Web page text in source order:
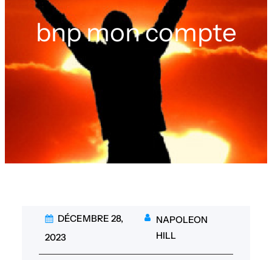
bnp mon compte
DÉCEMBRE 28,
2023
NAPOLEON
HILL